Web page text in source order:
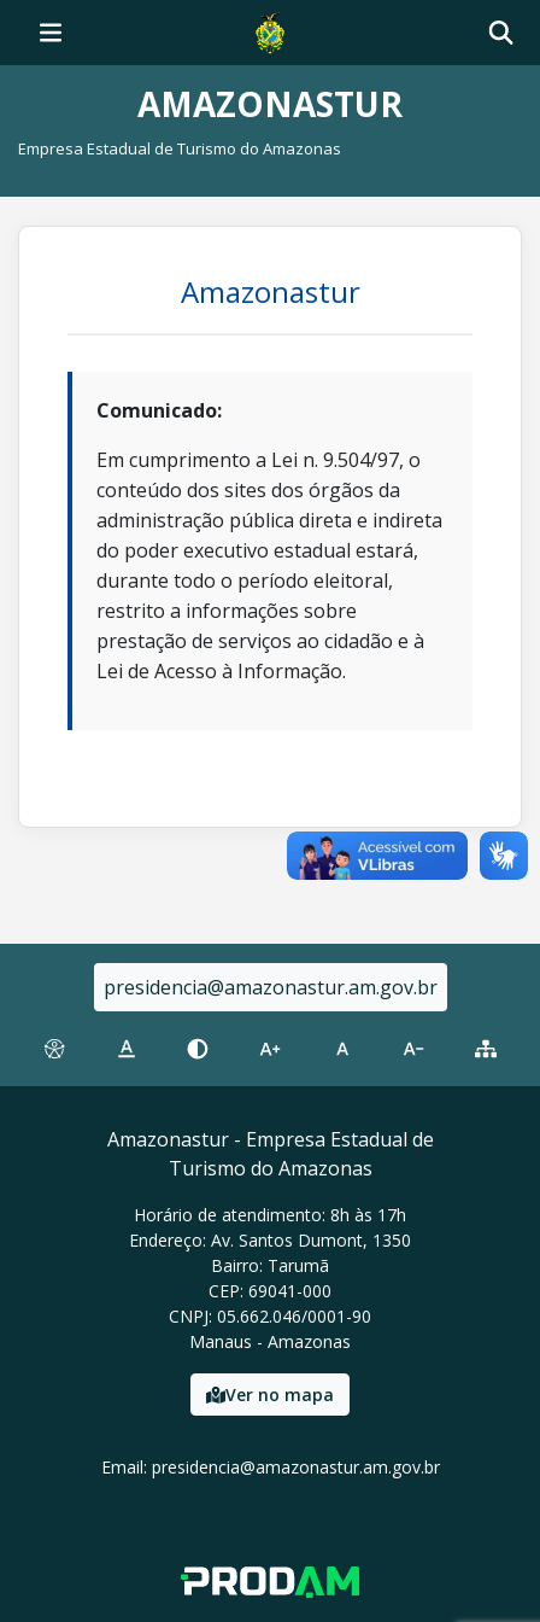
AMAZONASTUR
Empresa Estadual de Turismo do Amazonas
Amazonastur
Comunicado:
Em cumprimento a Lei n. 9.504/97, o
conteúdo dos sites dos órgãos da
administração pública direta e indireta
do poder executivo estadual estará,
durante todo o período eleitoral,
restrito a informações sobre
prestação de serviços ao cidadão e à
Lei de Acesso à Informação.
presidencia@amazonastur.am.gov.br
Amazonastur - Empresa Estadual de
Turismo do Amazonas
Horário de atendimento: 8h às 17h
Endereço: Av. Santos Dumont, 1350
Bairro: Tarumã
CEP: 69041-000
CNPJ: 05.662.046/0001-90
Manaus - Amazonas
Ver no mapa
Email: presidencia@amazonastur.am.gov.br